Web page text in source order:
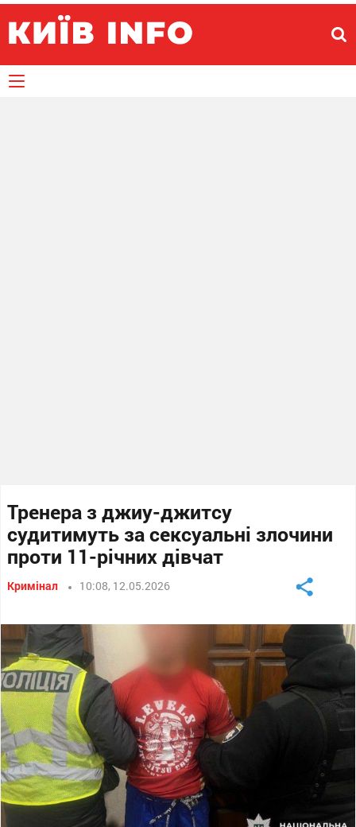
Тренера з джиу-джитсу
судитимуть за сексуальні злочини
проти 11-річних дівчат
Кримінал 10:08, 12.05.2026